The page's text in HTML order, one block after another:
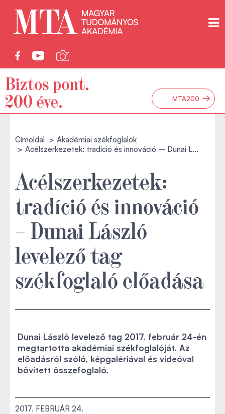
MTA200 →
Címoldal
Akadémiai székfoglalók
Acélszerkezetek: tradíció és innováció – Dunai L...
Acélszerkezetek:
tradíció és innováció
– Dunai László
levelező tag
székfoglaló előadása
Dunai László levelező tag 2017. február 24-én
megtartotta akadémiai székfoglalóját. Az
előadásról szóló, képgalériával és videóval
bővített összefoglaló.
2017. FEBRUÁR 24.